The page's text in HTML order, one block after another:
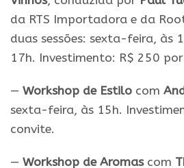
da RTS Importadora e da
duas sessões: sexta-feira, às
17h. Investimento: R$ 250
— Workshop de Estilo com
sexta-feira, às 15h.
convite.
— Workshop de Aromascom